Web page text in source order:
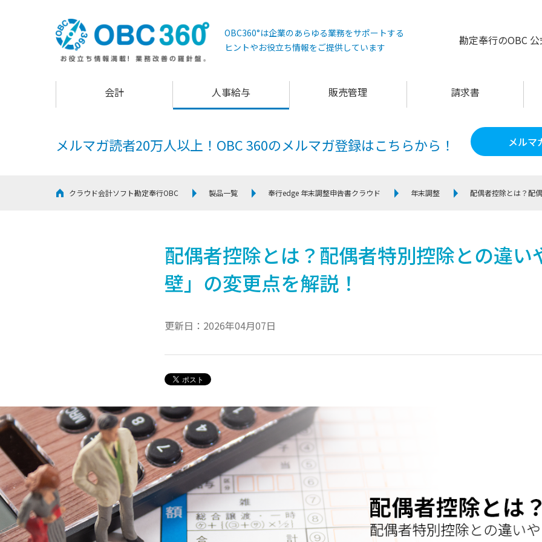
OBC360°は企業のあらゆる業務をサポートする
ヒントやお役立ち情報をご提供しています
勘定奉行のOBC
会計 人事給与 販売管理 請求書
メルマガ読者20万人以上！ OBC 360のメルマガ登録はこちらから！ メルマ
クラウド会計ソフト勘定奉行OBC 製品一覧 奉行edge 年末調整申告書クラウド 年末調整 配偶者控除とは？配
配偶者控除とは？配偶者特別控除との違い
壁」の変更点を解説！
更新日：2026年04月07日